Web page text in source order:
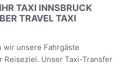
TAXI INNSBRUCK
TRAVEL TAXI
wir unsere Fahrgäste
Reiseziel. Unser Taxi-Transfer